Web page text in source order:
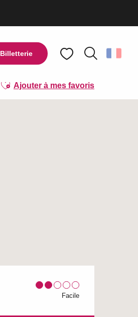
Billetterie
Ajouter aux favoris
Ajouter à mes favoris
Facile